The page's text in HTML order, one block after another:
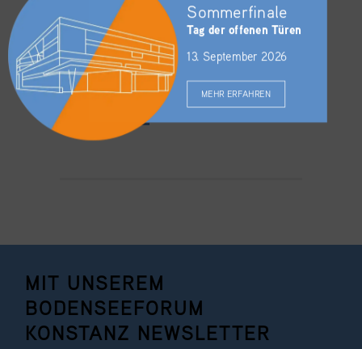
WEITERLESEN
MIT UNSEREM
BODENSEEFORUM
KONSTANZ NEWSLETTER
Sommerfinale
Tag der offenen Türen
13. September 2026
MEHR ERFAHREN